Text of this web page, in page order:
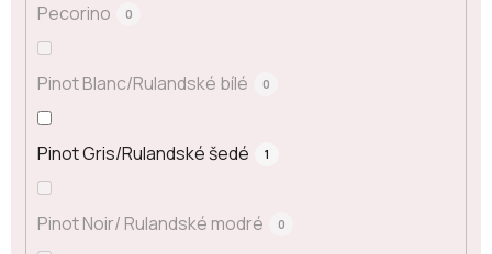
Pecorino 0
Pinot Blanc/Rulandské bílé 0
Pinot Gris/Rulandské šedé 1
Pinot Noir/ Rulandské modré 0